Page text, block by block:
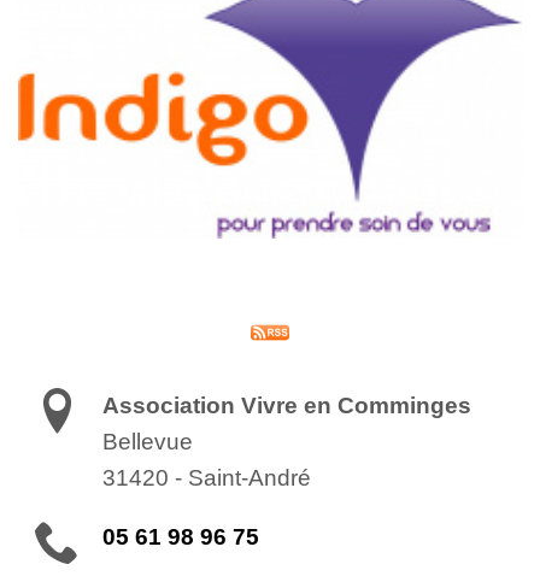
Association Vivre en Comminges
Bellevue
31420 - Saint-André
05 61 98 96 75